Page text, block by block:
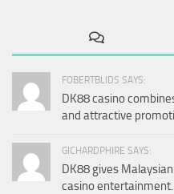
FOBERTBLIDS SAYS:
DK88 casino
and attractive
GICHARDPHIRE SAYS:
DK88 gives
casino